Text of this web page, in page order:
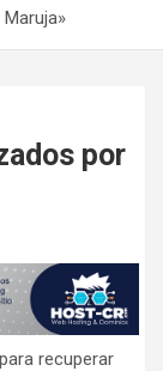
por
recuperar